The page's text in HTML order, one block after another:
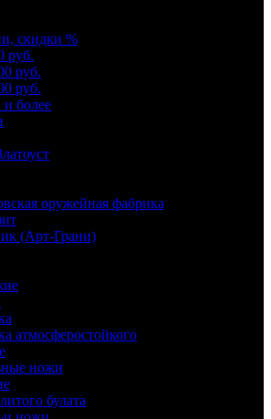
скидки %
руб.
руб.
руб.
и более
оружейная фабрика
(Арт-Грани)
атмосферостойкого
ножи
булата